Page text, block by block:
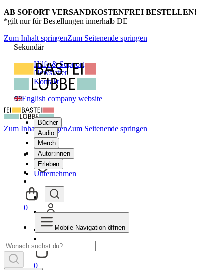
AB SOFORT VERSANDKOSTENFREI BESTELLEN!
*gilt nur für Bestellungen innerhalb DE
Zum Inhalt springenZum Seitenende springen
Sekundär
Hilfe & Support
Newsletter
Kontakt
English company website
Bücher
Audio
Merch
Autor:innen
Erleben
Unternehmen
0
Zum Inhalt springenZum Seitenende springen
0
Mobile Navigation öffnen